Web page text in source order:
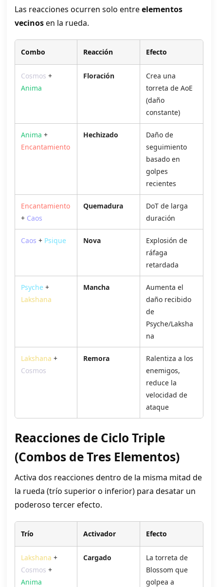
Las reacciones ocurren solo entreelementos
vecinosen la rueda.
Combo Reacción Efecto
Cosmos +
Anima
Floración
Crea una
torreta de AoE
(daño
constante)
Anima +
Encantamiento
Hechizado
Daño de
seguimiento
basado en
golpes
recientes
Encantamiento
+ Caos
Quemadura
DoT de larga
duración
Caos + Psique Nova
Explosión de
ráfaga
retardada
Psyche +
Lakshana
Mancha
Aumenta el
daño recibido
de
Psyche/Laksha
na
Lakshana +
Cosmos
Remora
Ralentiza a los
enemigos,
reduce la
velocidad de
ataque
Reacciones de Ciclo Triple
(Combos de Tres Elementos)
Activa dos reacciones dentro de la misma mitad de
la rueda (trío superior o inferior) para desatar un
poderoso tercer efecto.
Trío Activador Efecto
Lakshana +
Cosmos +
Anima
Cargado
La torreta de
Blossom que
golpea a